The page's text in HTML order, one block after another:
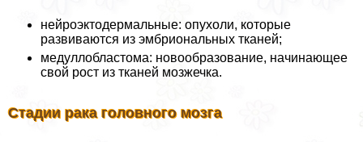
нейроэктодермальные: опухоли, которые
развиваются из эмбриональных тканей;
медуллобластома: новообразование, начинающее
свой рост из тканей мозжечка.
Стадии paка головного мозга